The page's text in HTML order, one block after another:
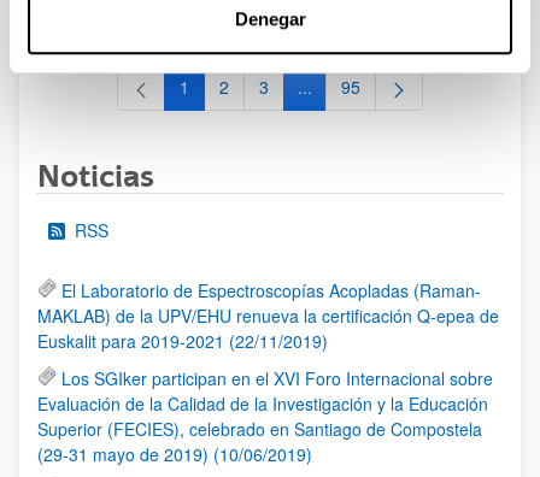
Denegar
al 30/07/2026 (ambos incluídos)
Página
1 Página
2 Página
3 ...Páginas intermedias Use TAB
Página
95
Noticias
RSS
El Laboratorio de Espectroscopías Acopladas (Raman-
MAKLAB) de la UPV/EHU renueva la certificación Q-epea de
Euskalit para 2019-2021 (22/11/2019)
Los SGIker participan en el XVI Foro Internacional sobre
Evaluación de la Calidad de la Investigación y la Educación
Superior (FECIES), celebrado en Santiago de Compostela
(29-31 mayo de 2019) (10/06/2019)